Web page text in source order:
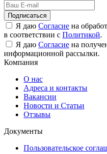
Подписаться
Я даю Согласие на
в соответствии с Политикой.
Я даю Согласие на
информационной рассылки.
Компания
О нас
Адреса и контакты
Вакансии
Новости и Статьи
Отзывы
Документы
Пользовательское